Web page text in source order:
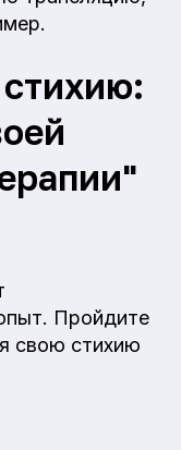
Пройдите
свою стихию